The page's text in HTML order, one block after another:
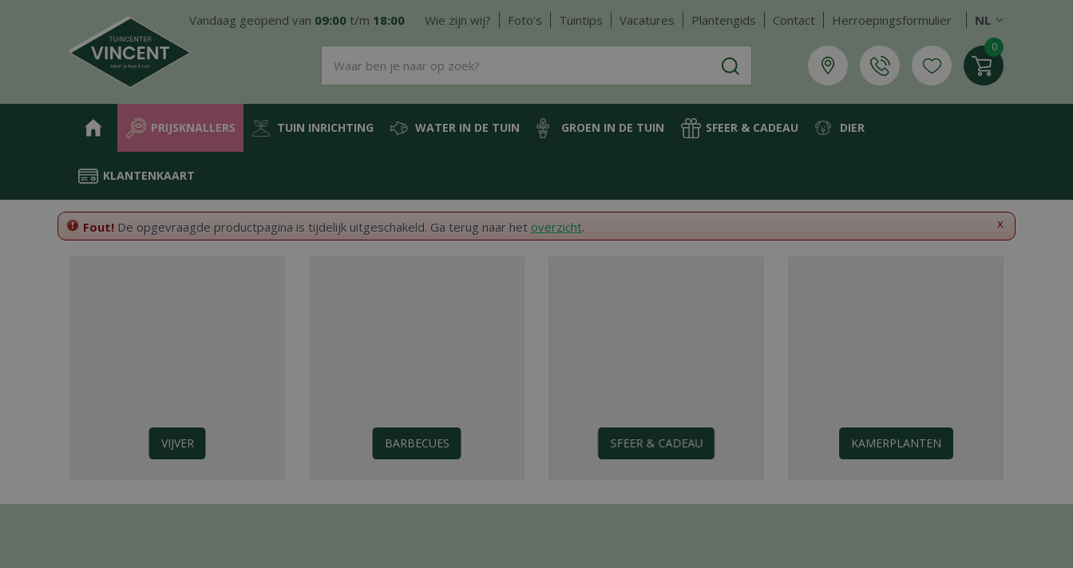
Home
Vandaag geopend van 09:00 t/m 18:00 Wie zijn wij? Foto's Tuintips Vacatures Plantengids Contact Herroepingsformulier NL
PRIJSKNALLERS TUIN INRICHTING WATER IN DE TUIN GROEN IN DE TUIN SFEER & CADEAU DIER
KLANTENKAART
x
Fout! De opgevraagde productpagina is tijdelijk uitgeschakeld. Ga terug naar het overzicht.
VIJVER BARBECUES SFEER & CADEAU KAMERPLANTEN